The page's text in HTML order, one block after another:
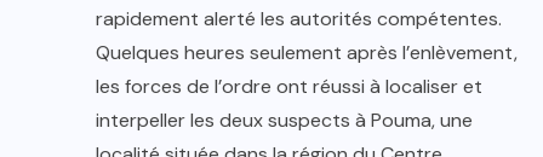
rapidement alerté les autorités compétentes.
Quelques heures seulement après l’enlèvement,
les forces de l’ordre ont réussi à localiser et
interpeller les deux suspects à Pouma, une